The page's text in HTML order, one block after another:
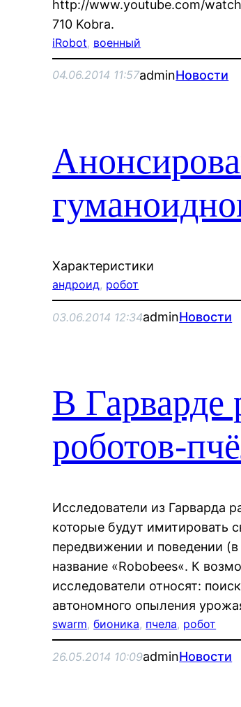
http://www.youtube.com/
710 Kobra.
iRobot, военный
04.06.2014 11:57adminНовости
Характеристики
андроид, робот
03.06.2014 12:34adminНовости
В Гарварде
роботов-
Исследователи из Гарварда
которые будут имитировать
передвижении и поведении
название «Robobees«. К
исследователи относят:
автономного опыления
swarm, бионика, пчела, робот
26.05.2014 10:09adminНовости